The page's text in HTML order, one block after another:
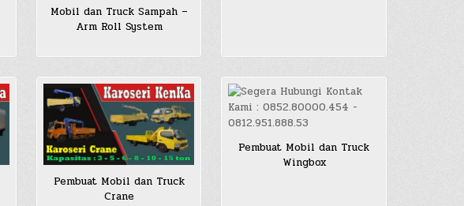
Mobil dan Truck Sampah –
Arm Roll System
Pembuat Mobil dan Truck
Crane
Pembuat Mobil dan Truck
Wingbox